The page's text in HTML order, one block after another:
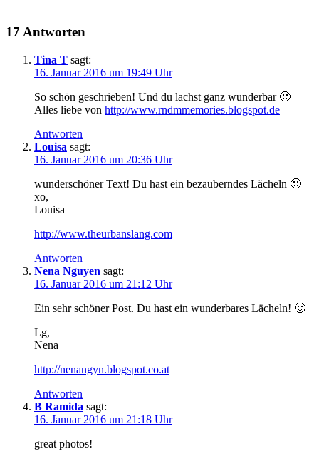
17 Antworten
Tina T sagt:
16. Januar 2016 um 19:49 Uhr
So schön geschrieben! Und du lachst ganz wunderbar 🙂
Alles liebe von http://www.rndmmemories.blogspot.de
Antworten
Louisa sagt:
16. Januar 2016 um 20:36 Uhr
wunderschöner Text! Du hast ein bezauberndes Lächeln 🙂
xo,
Louisa
http://www.theurbanslang.com
Antworten
Nena Nguyen sagt:
16. Januar 2016 um 21:12 Uhr
Ein sehr schöner Post. Du hast ein wunderbares Lächeln! 🙂
Lg,
Nena
http://nenangyn.blogspot.co.at
Antworten
B Ramida sagt:
16. Januar 2016 um 21:18 Uhr
great photos!